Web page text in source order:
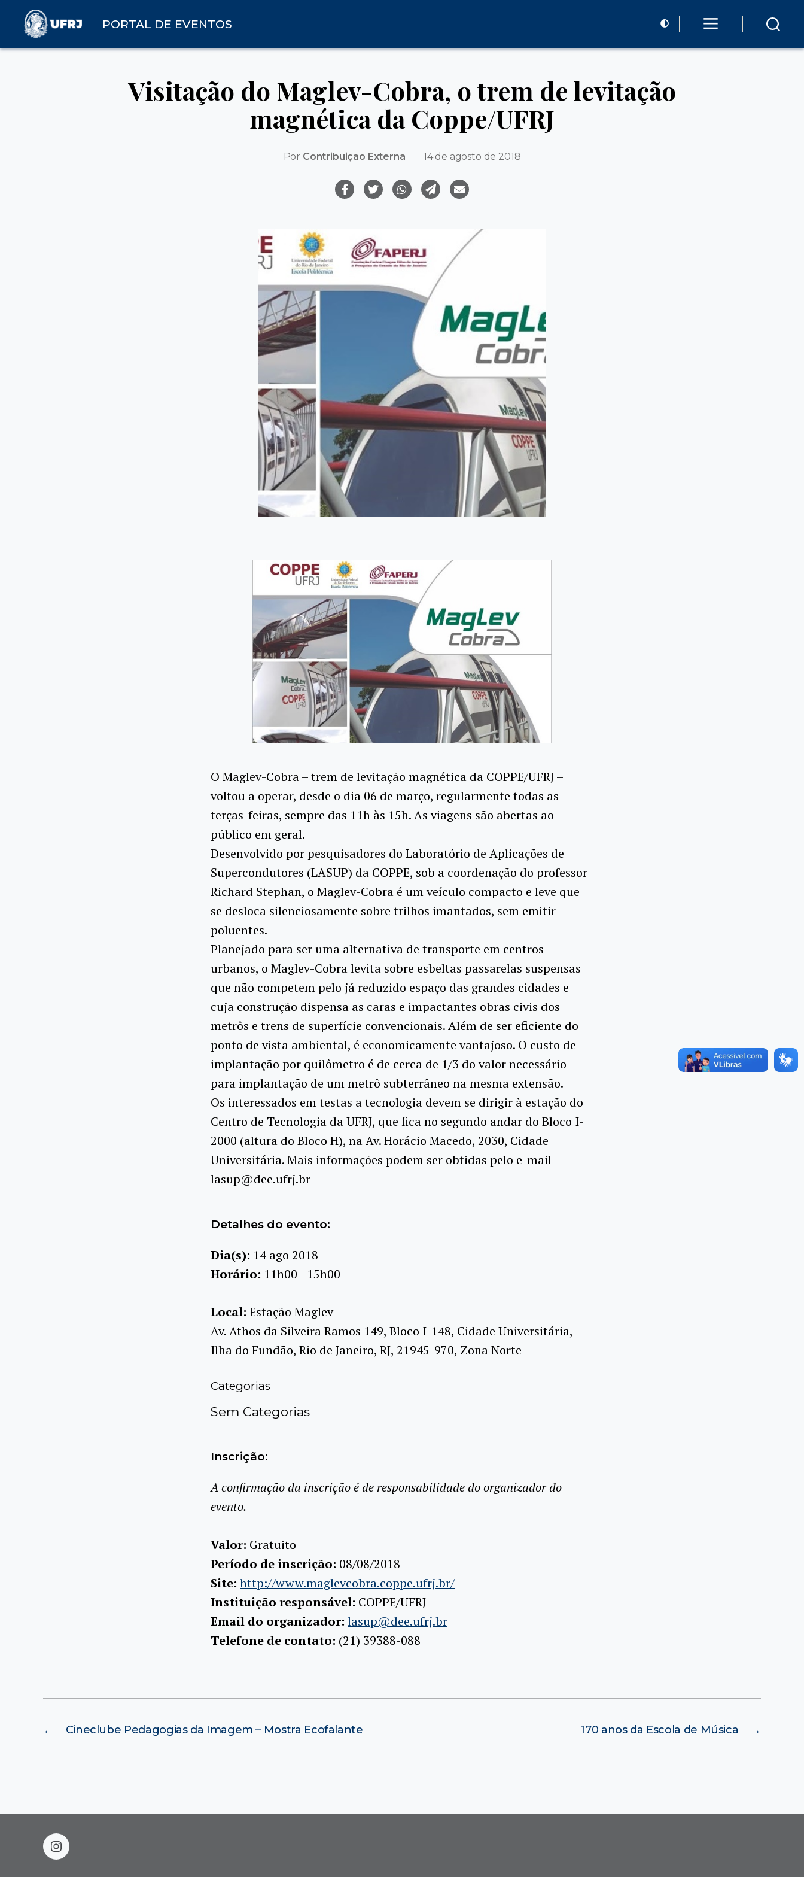
PORTAL DE EVENTOS
Visitação do Maglev-Cobra, o trem de levitação
magnética da Coppe/UFRJ
Por Contribuição Externa 14 de agosto de 2018
O Maglev-Cobra – trem de levitação magnética da COPPE/UFRJ –
voltou a operar, desde o dia 06 de março, regularmente todas as
terças-feiras, sempre das 11h às 15h. As viagens são abertas ao
público em geral.
Desenvolvido por pesquisadores do Laboratório de Aplicações de
Supercondutores (LASUP) da COPPE, sob a coordenação do professor
Richard Stephan, o Maglev-Cobra é um veículo compacto e leve que
se desloca silenciosamente sobre trilhos imantados, sem emitir
poluentes.
Planejado para ser uma alternativa de transporte em centros
urbanos, o Maglev-Cobra levita sobre esbeltas passarelas suspensas
que não competem pelo já reduzido espaço das grandes cidades e
cuja construção dispensa as caras e impactantes obras civis dos
metrôs e trens de superfície convencionais. Além de ser eficiente do
ponto de vista ambiental, é economicamente vantajoso. O custo de
implantação por quilômetro é de cerca de 1/3 do valor necessário
para implantação de um metrô subterrâneo na mesma extensão.
Os interessados em testas a tecnologia devem se dirigir à estação do
Centro de Tecnologia da UFRJ, que fica no segundo andar do Bloco I-
2000 (altura do Bloco H), na Av. Horácio Macedo, 2030, Cidade
Universitária. Mais informações podem ser obtidas pelo e-mail
lasup@dee.ufrj.br
Detalhes do evento:
Dia(s): 14 ago 2018
Horário: 11h00 - 15h00
Local: Estação Maglev
Av. Athos da Silveira Ramos 149, Bloco I-148, Cidade Universitária,
Ilha do Fundão, Rio de Janeiro, RJ, 21945-970, Zona Norte
Categorias
Sem Categorias
Inscrição:
A confirmação da inscrição é de responsabilidade do organizador do
evento.
Valor: Gratuito
Período de inscrição: 08/08/2018
Site: http://www.maglevcobra.coppe.ufrj.br/
Instituição responsável: COPPE/UFRJ
Email do organizador: lasup@dee.ufrj.br
Telefone de contato: (21) 39388-088
← Cineclube Pedagogias da Imagem – Mostra Ecofalante →
170 anos da Escola de Música
instagram